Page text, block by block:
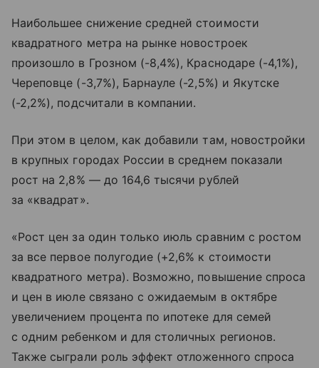
Наибольшее снижение средней стоимости
квадратного метра на рынке новостроек
произошло в Грозном (-8,4%), Краснодаре (-4,1%),
Череповце (-3,7%), Барнауле (-2,5%) и Якутске
(-2,2%), подсчитали в компании.
При этом в целом, как добавили там, новостройки
в крупных городах России в среднем показали
рост на 2,8% — до 164,6 тысячи рублей
за «квадрат».
«Рост цен за один только июль сравним с ростом
за все первое полугодие (+2,6% к стоимости
квадратного метра). Возможно, повышение спроса
и цен в июле связано с ожидаемым в октябре
увеличением процента по ипотеке для семей
с одним ребенком и для столичных регионов.
Также сыграли роль эффект отложенного спроса